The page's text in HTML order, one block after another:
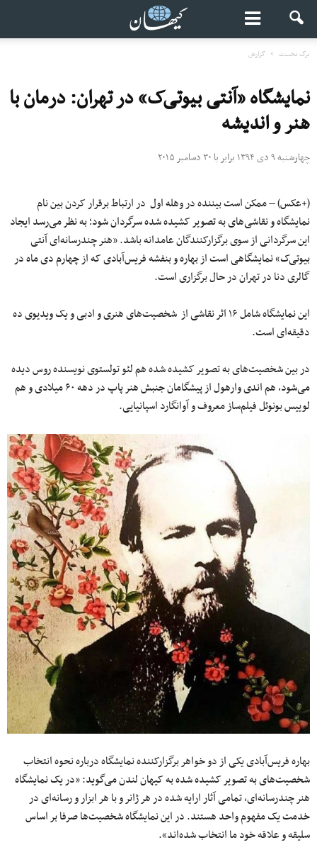
برگ نخست گزارش
نمایشگاه «آنتی بیوتی‌ک» در تهران: درمان با
هنر و اندیشه
چهارشنبه ۹ دی ۱۳۹۴ برابر با ۳۰ دسامبر ۲۰۱۵
(+عکس) – ممکن است بیننده در وهله اول در ارتباط برقرار کردن بین نام
نمایشگاه و نقاشی‌های به تصویر کشیده شده سرگردان شود؛ به نظر می‌رسد ایجاد
این سرگردانی از سوی برگزارکنندگان عامدانه باشد. «هنر چندرسانه‌ای آنتی
بیوتی‌ک» نمایشگاهی است از بهاره و بنفشه فریس‌آبادی که از چهارم دی ماه در
گالری دنا در تهران در حال برگزاری است.
این نمایشگاه شامل ۱۶ اثر نقاشی از شخصیت‌های هنری و ادبی و یک ویدیوی ده
دقیقه‌ای است.
در بین شخصیت‌های به تصویر کشیده شده هم لئو تولستوی نویسنده روس دیده
می‌شود، هم اندی وارهول از پیشگامان جنبش هنر پاپ در دهه ۶۰ میلادی و هم
لوییس بونوئل فیلم‌ساز معروف و آوانگارد اسپانیایی.
بهاره فریس‌آبادی یکی از دو خواهر برگزارکننده نمایشگاه درباره نحوه انتخاب
شخصیت‌های به تصویر کشیده شده به کیهان لندن می‌گوید: «در یک نمایشگاه
هنر چندرسانه‌ای، تمامی آثار ارایه شده در هر ژانر و با هر ابزار و رسانه‌ای در
خدمت یک مفهوم واحد هستند. در این نمایشگاه شخصیت‌ها صرفا بر اساس
سلیقه و علاقه خود ما انتخاب شده‌اند».